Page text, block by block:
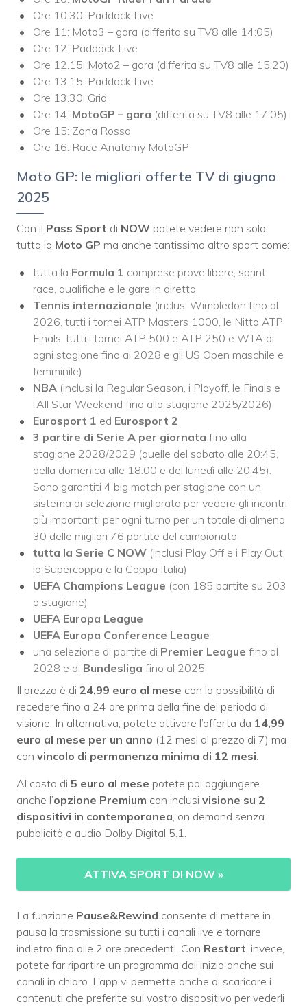
Ore 10.30: Paddock Live
Ore 11: Moto3 – gara (differita su TV8 alle 14:05)
Ore 12: Paddock Live
Ore 12.15: Moto2 – gara (differita su TV8 alle 15:20)
Ore 13.15: Paddock Live
Ore 13.30: Grid
Ore 14: MotoGP – gara (differita su TV8 alle 17:05)
Ore 15: Zona Rossa
Ore 16: Race Anatomy MotoGP
Moto GP: le migliori offerte TV di giugno
2025
Con il Pass Sport di NOW potete vedere non solo
tutta la Moto GP ma anche tantissimo altro sport come:
tutta la Formula 1 comprese prove libere, sprint
race, qualifiche e le gare in diretta
Tennis internazionale (inclusi Wimbledon fino al
2026, tutti i tornei ATP Masters 1000, le Nitto ATP
Finals, tutti i tornei ATP 500 e ATP 250 e WTA di
ogni stagione fino al 2028 e gli US Open maschile e
femminile)
NBA (inclusi la Regular Season, i Playoff, le Finals e
l’All Star Weekend fino alla stagione 2025/2026)
Eurosport 1 ed Eurosport 2
3 partire di Serie A per giornata fino alla
stagione 2028/2029 (quelle del sabato alle 20:45,
della domenica alle 18:00 e del lunedì alle 20:45).
Sono garantiti 4 big match per stagione con un
sistema di selezione migliorato per vedere gli incontri
più importanti per ogni turno per un totale di almeno
30 delle migliori 76 partite del campionato
tutta la Serie C NOW (inclusi Play Off e i Play Out,
la Supercoppa e la Coppa Italia)
UEFA Champions League (con 185 partite su 203
a stagione)
UEFA Europa League
UEFA Europa Conference League
una selezione di partite di Premier League fino al
2028 e di Bundesliga fino al 2025
Il prezzo è di 24,99 euro al mese con la possibilità di
recedere fino a 24 ore prima della fine del periodo di
visione. In alternativa, potete attivare l’offerta da 14,99
euro al mese per un anno (12 mesi al prezzo di 7) ma
con vincolo di permanenza minima di 12 mesi
Al costo di 5 euro al mese potete poi aggiungere
anche l’opzione Premium con inclusi visione su 2
dispositivi in contemporanea , on demand senza
pubblicità e audio Dolby Digital 5.1.
ATTIVA SPORT DI NOW »
La funzione Pause&Rewind consente di mettere in
pausa la trasmissione su tutti i canali live e tornare
indietro fino alle 2 ore precedenti. Con Restart , invece,
potete far ripartire un programma dall’inizio anche sui
canali in chiaro. L’app vi permette anche di scaricare i
contenuti che preferite sul vostro dispositivo per vederli